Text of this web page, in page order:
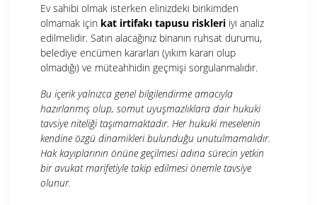
Ev sahibi olmak isterken elinizdeki birikimden
olmamak için kat irtifakı tapusu riskleri iyi analiz
edilmelidir. Satın alacağınız binanın ruhsat durumu,
belediye encümen kararları (yıkım kararı olup
olmadığı) ve müteahhidin geçmişi sorgulanmalıdır.
Bu içerik yalnızca genel bilgilendirme amacıyla
hazırlanmış olup, somut uyuşmazlıklara dair hukuki
tavsiye niteliği taşımamaktadır. Her hukuki meselenin
kendine özgü dinamikleri bulunduğu unutulmamalıdır.
Hak kayıplarının önüne geçilmesi adına sürecin yetkin
bir avukat marifetiyle takip edilmesi önemle tavsiye
olunur.